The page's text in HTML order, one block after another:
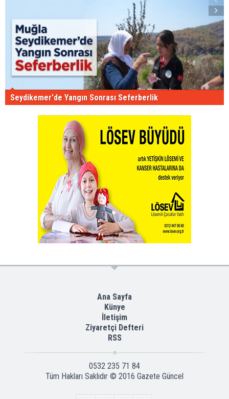
Seydikemer'de Yangın Sonrası Seferberlik
Ana Sayfa
Künye
İletişim
Ziyaretçi Defteri
RSS
0532 235 71 84
Tüm Hakları Saklıdır © 2016 Gazete Güncel